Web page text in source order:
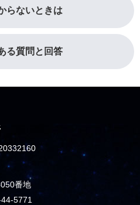
らないときは
る質問と回答
番地
5771